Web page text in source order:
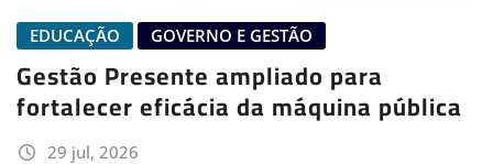
EDUCAÇÃO GOVERNO E GESTÃO
Gestão Presente ampliado para
fortalecer eficácia da máquina pública
29 jul, 2026